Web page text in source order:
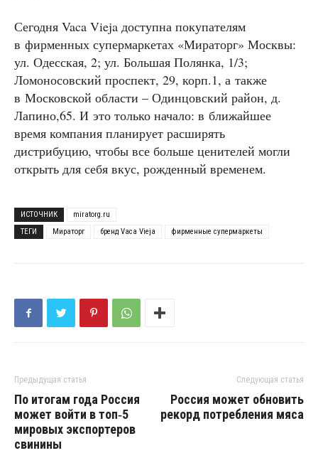
Сегодня Vaca Vieja доступна покупателям
в фирменных супермаркетах «Мираторг» Москвы:
ул. Одесская, 2; ул. Большая Полянка, 1/3;
Ломоносовский проспект, 29, корп.1, а также
в Московской области – Одинцовский район, д.
Лапино,65. И это только начало: в ближайшее
время компания планирует расширять
дистрибуцию, чтобы все больше ценителей могли
открыть для себя вкус, рожденный временем.
ИСТОЧНИК
miratorg.ru
ТЕГИ
Мираторг бренд Vaca Vieja фирменные супермаркеты
Предыдущая статья
По итогам года Россия
может войти в топ‑5
мировых экспортеров
свинины
Следующая статья
Россия может обновить
рекорд потребления мяса